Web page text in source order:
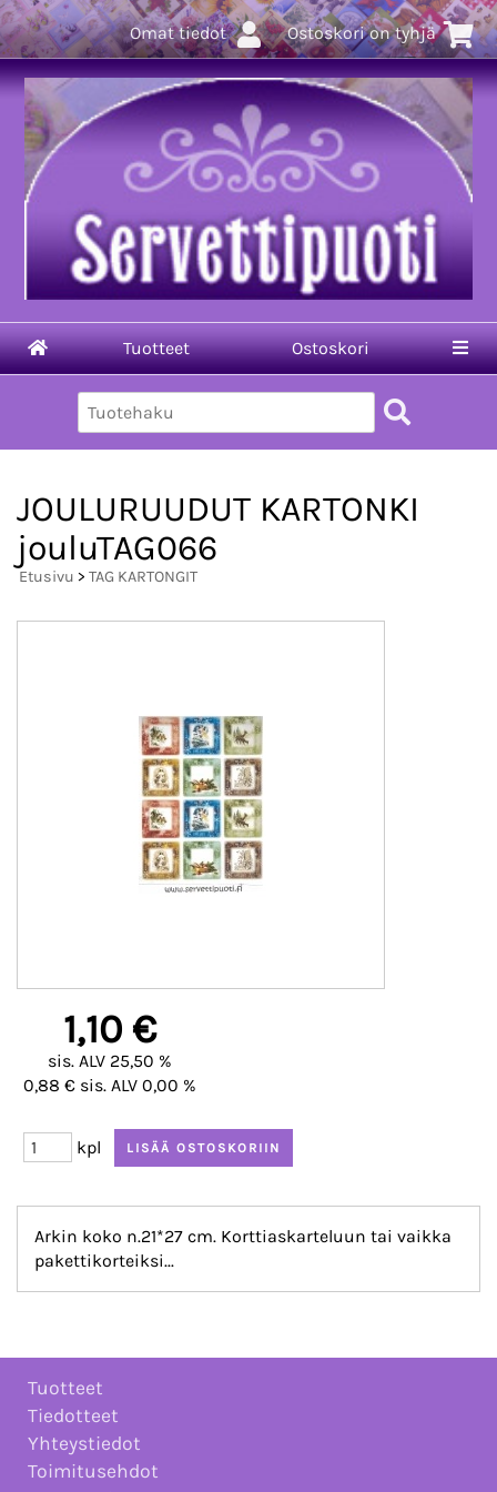
Omat tiedot Ostoskori on tyhjä
Tuotteet Ostoskori
JOULURUUDUT KARTONKI
jouluTAG066
Etusivu > TAG KARTONGIT
1,10 €
sis. ALV 25,50 %
0,88 € sis. ALV 0,00 %
kpl
Arkin koko n.21*27 cm. Korttiaskarteluun tai vaikka
pakettikorteiksi...
Tuotteet
Tiedotteet
Yhteystiedot
Toimitusehdot